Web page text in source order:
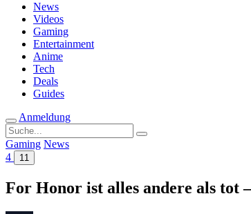
News
Videos
Gaming
Entertainment
Anime
Tech
Deals
Guides
Anmeldung
Suche
nach:
Gaming News
4
11
For Honor ist alles andere als tot